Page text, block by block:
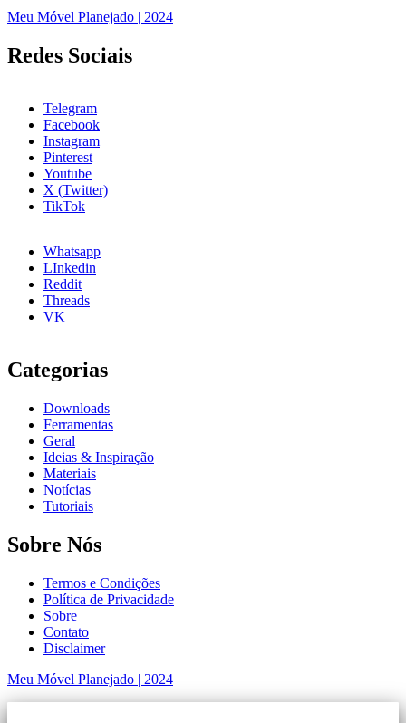
Meu Móvel Planejado | 2024
Redes Sociais
Telegram
Facebook
Instagram
Pinterest
Youtube
X (Twitter)
TikTok
Whatsapp
LInkedin
Reddit
Threads
VK
Categorias
Downloads
Ferramentas
Geral
Ideias & Inspiração
Materiais
Notícias
Tutoriais
Sobre Nós
Termos e Condições
Política de Privacidade
Sobre
Contato
Disclaimer
Meu Móvel Planejado | 2024